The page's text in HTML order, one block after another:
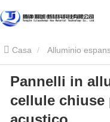
Casa Alluminio
cellule chiuse per
Pannelli in
cellule chiuse